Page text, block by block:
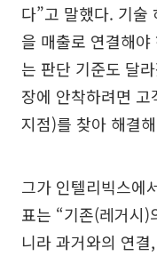
다”고 말했다. 기술
을 매출로 연결해
는 판단 기준도 달
장에 안착하려면
지점)를 찾아 해결
그가 인텔리빅스에
표는 “기존(레거시
니라 과거와의 연